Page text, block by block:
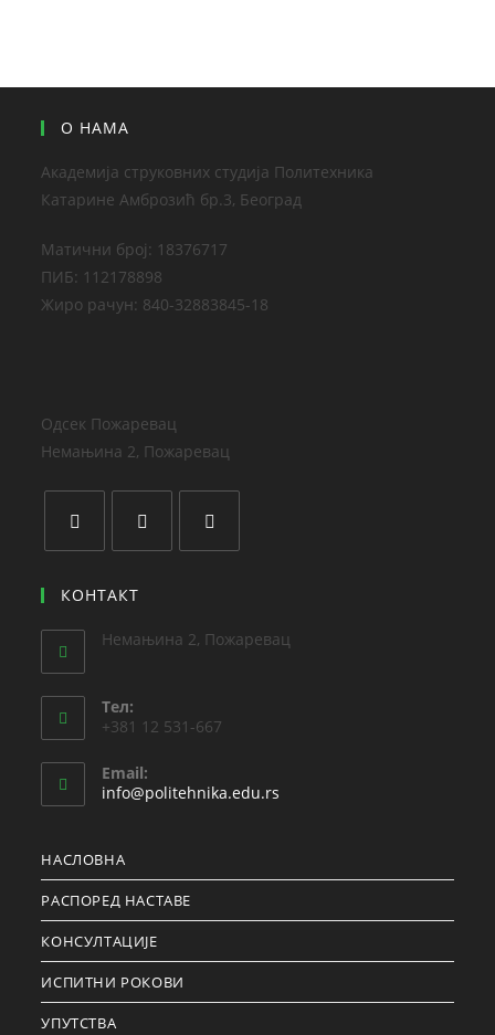
О НАМА
Академија струковних студија Политехника
Катарине Амброзић бр.3, Београд
Матични број: 18376717
ПИБ: 112178898
Жиро рачун: 840-32883845-18
Одсек Пожаревац
Немањина 2, Пожаревац
КОНТАКТ
Немањина 2, Пожаревац
Teл:
+381 12 531-667
Email:
info@politehnika.edu.rs
НАСЛОВНА
РАСПОРЕД НАСТАВЕ
КОНСУЛТАЦИЈЕ
ИСПИТНИ РОКОВИ
УПУТСТВА